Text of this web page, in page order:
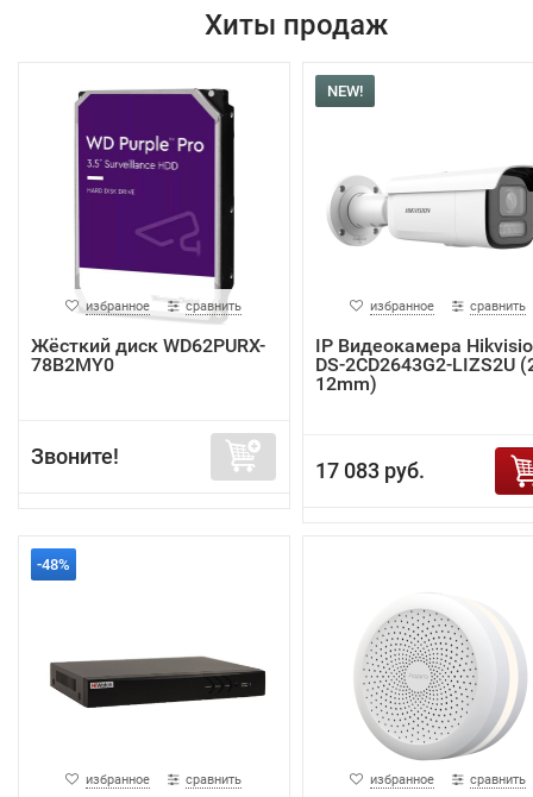
Хиты продаж
избранное сравнить
Жёсткий диск WD62PURX-
78B2MY0
Звоните!
NEW!
избранное сравнить
IP Видеокамера
DS-2CD2643G2-LIZS2U
12mm)
17 083 руб.
-48%
избранное сравнить избранное сравнить